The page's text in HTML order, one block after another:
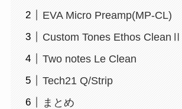
EVA Micro Preamp(MP-CL)
Custom Tones Ethos CleanⅡ
Two notes Le Clean
Tech21 Q/Strip
まとめ